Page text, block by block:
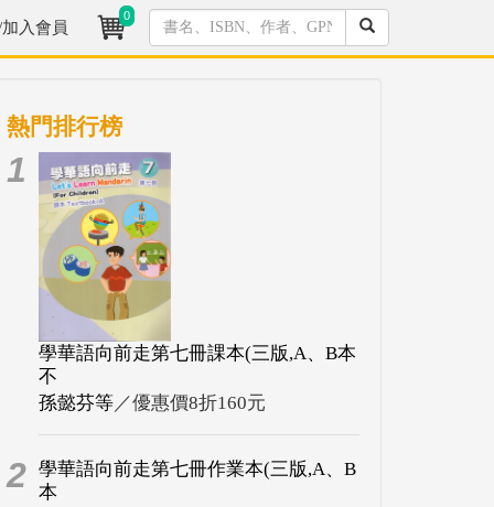
入會員
0
熱門排行榜
1
學華語向前走第七冊課本(三版,A、B本
不
孫懿芬等／優惠價8折160元
2 學華語向前走第七冊作業本(三版,A、B
本